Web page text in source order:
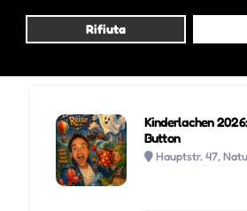
Rifiuta
Potrebbe interessarti anche :
Kinderlachen
Button
Hauptstr. 47,